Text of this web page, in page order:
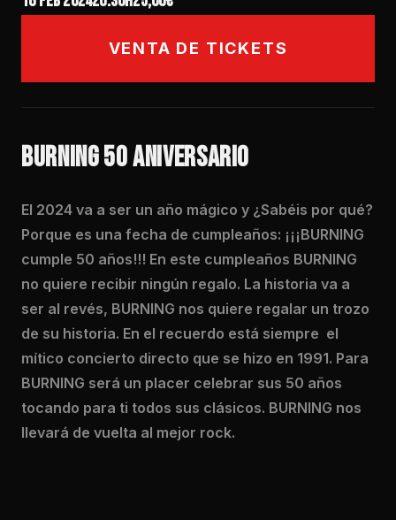
VENTA DE TICKETS
BURNING 50 ANIVERSARIO
El 2024 va a ser un año mágico y ¿Sabéis por qué?
Porque es una fecha de cumpleaños: ¡¡¡BURNING
cumple 50 años!!! En este cumpleaños BURNING
no quiere recibir ningún regalo. La historia va a
ser al revés, BURNING nos quiere regalar un trozo
de su historia. En el recuerdo está siempre el
mítico concierto directo que se hizo en 1991. Para
BURNING será un placer celebrar sus 50 años
tocando para ti todos sus clásicos. BURNING nos
llevará de vuelta al mejor rock.